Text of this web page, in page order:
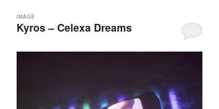
Kyros – Celexa Dreams
IMAGE